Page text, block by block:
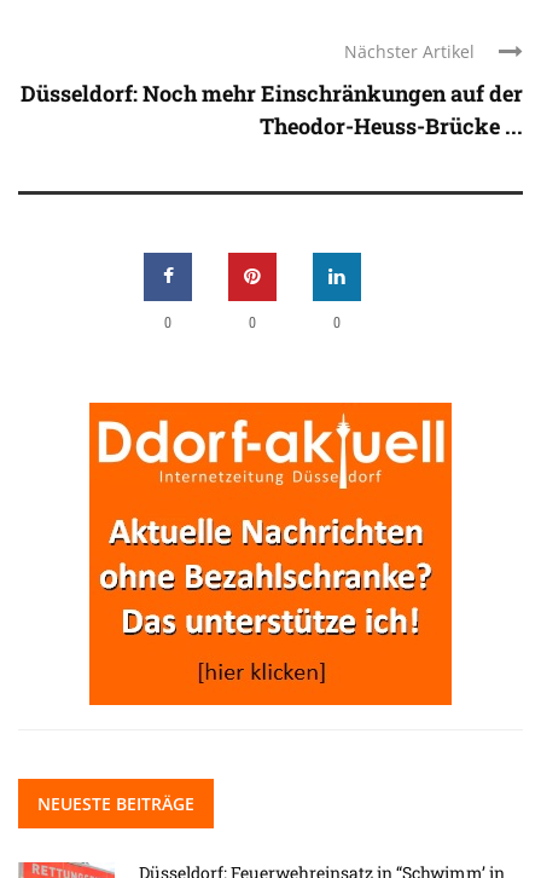
Nächster Artikel
Düsseldorf: Noch mehr Einschränkungen auf der
Theodor-Heuss-Brücke ...
0 0 0
NEUESTE BEITRÄGE
Düsseldorf: Feuerwehreinsatz in “Schwimm’ in